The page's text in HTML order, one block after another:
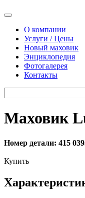
О компании
Услуги / Цены
Новый маховик
Энциклопедия
Фотогалерея
Контакты
Маховик
Номер детали: 415
Купить